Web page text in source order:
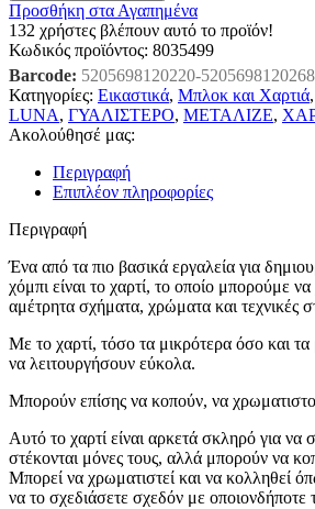
Προσθήκη στα Αγαπημένα
132 χρήστες βλέπουν αυτό το προϊόν!
Κωδικός προϊόντος: 8035499
Barcode: 5205698120220-
Κατηγορίες: Εικαστικά, Μπλοκ και Χαρτιά,
LUNA, ΓΥΑΛΙΣΤΕΡΟ, ΜΕΤΑΛΙΖΕ,
Ακολούθησέ μας:
Περιγραφή
Επιπλέον πληροφορίες
Περιγραφή
Ένα από τα πιο βασικά εργαλεία για
χόμπι είναι το χαρτί, το οποίο μπορούμε
αμέτρητα σχήματα, χρώματα και τεχνικές
Με το χαρτί, τόσο τα μικρότερα όσο και
να λειτουργήσουν εύκολα.
Μπορούν επίσης να κοπούν, να
Αυτό το χαρτί είναι αρκετά σκληρό για να
στέκονται μόνες τους, αλλά μπορούν να
Μπορεί να χρωματιστεί και να κολληθεί
να το σχεδιάσετε σχεδόν με οποιονδήποτε